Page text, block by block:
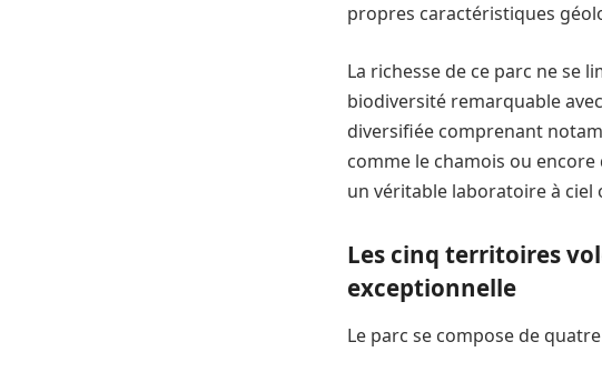
propres caractéristiques
La richesse de ce parc ne se
biodiversité remarquable
diversifiée comprenant
comme le chamois ou
un véritable laboratoire à
Les cinq territoires
exceptionnelle
Le parc se compose de